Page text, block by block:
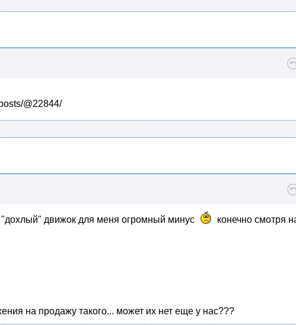
@22844/
движок для меня огромный минус
конечно смотря
на продажу такого... может их нет еще у нас???